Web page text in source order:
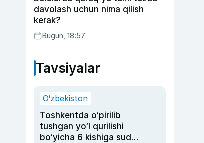
davolash uchun nima qilish
kerak?
Bugun, 18:57
Tavsiyalar
O‘zbekiston
Toshkentda o‘pirilib
tushgan yo‘l qurilishi
bo‘yicha 6 kishiga sud